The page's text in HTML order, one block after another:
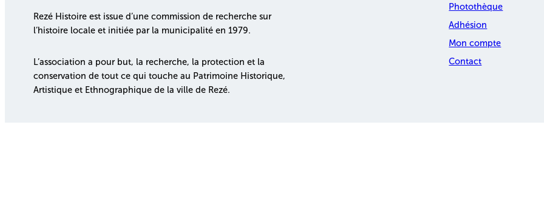
Rezé Histoire est issue d’une commission de recherche sur
l’histoire locale et initiée par la municipalité en 1979.
L’association a pour but, la recherche, la protection et la
conservation de tout ce qui touche au Patrimoine Historique,
Artistique et Ethnographique de la ville de Rezé.
Photothèque
Adhésion
Mon compte
Contact